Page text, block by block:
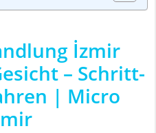
İzmir
– Schritt-
| Micro